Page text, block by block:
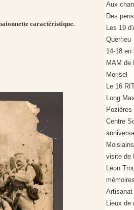
Aux
Des
Les 19
Querrieu
14-18
MAM de
Morisel
Le 16
Long
Pozières
Centre
visite de
Léon
Artisanat
Lieux de
caractéristique.